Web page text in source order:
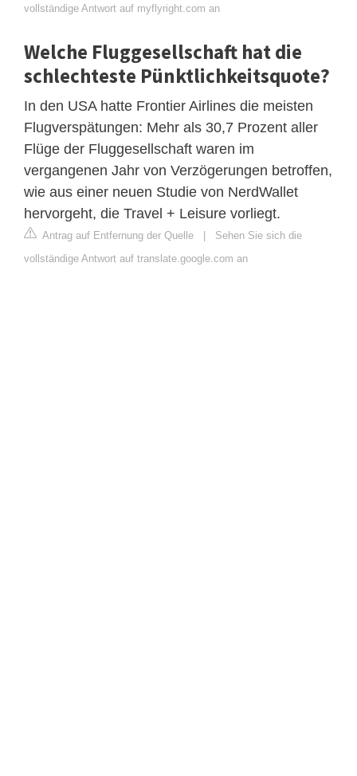
vollständige Antwort auf myflyright.com an
Welche Fluggesellschaft hat die
schlechteste Pünktlichkeitsquote?
In den USA hatte Frontier Airlines die meisten
Flugverspätungen: Mehr als 30,7 Prozent aller
Flüge der Fluggesellschaft waren im
vergangenen Jahr von Verzögerungen betroffen,
wie aus einer neuen Studie von NerdWallet
hervorgeht, die Travel + Leisure vorliegt.
Antrag auf Entfernung der Quelle | Sehen Sie sich die
vollständige Antwort auf translate.google.com an